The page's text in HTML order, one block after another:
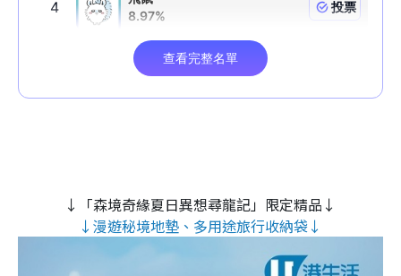
↓「森境奇緣夏日異想尋龍記」限定精品↓
↓漫遊秘境地墊、多用途旅行收納袋↓